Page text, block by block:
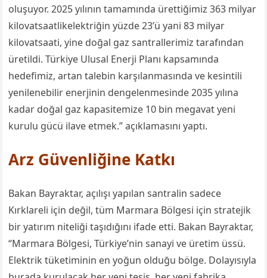
oluşuyor. 2025 yılının tamamında ürettiğimiz 363 milyar
kilovatsaatlikelektriğinyüzde23’ü yani 83 milyar
kilovatsaati, yine doğal gazsantrallerimiz tarafından
üretildi. Türkiye Ulusal Enerji Planı kapsamında
hedefimiz, artan talebin karşılanmasında ve kesintili
yenilenebilir enerjinin dengelenmesinde 2035 yılına
kadar doğal gaz kapasitemize 10 bin megavat yeni
kurulu gücü ilave etmek.” açıklamasını yaptı.
Arz Güvenliğine Katkı
Bakan Bayraktar, açılışı yapılansantralin sadece
Kırklareli için değil, tüm Marmara Bölgesi için stratejik
bir yatırım niteliği taşıdığını ifade etti. Bakan Bayraktar,
“Marmara Bölgesi, Türkiye’nin sanayi ve üretim üssü.
Elektrik tüketiminin en yoğun olduğu bölge. Dolayısıyla